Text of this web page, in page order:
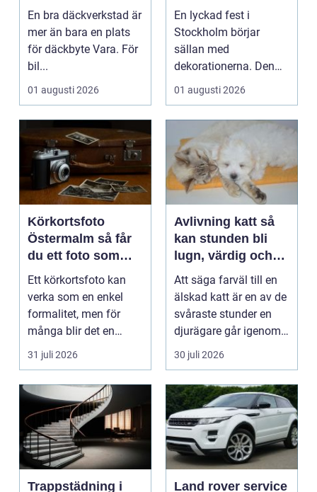
säker körning året
runt
En bra däckverkstad är
mer än bara en plats
för däckbyte Vara. För
bil...
01 augusti 2026
till ditt evenemang
En lyckad fest i
Stockholm börjar
sällan med
dekorationerna. Den
börjar i köket....
01 augusti 2026
Körkortsfoto
Östermalm så får
du ett foto som
alltid blir godkänt
Ett körkortsfoto kan
verka som en enkel
formalitet, men för
många blir det en
oväntad källa till str...
31 juli 2026
Avlivning katt så
kan stunden bli
lugn, värdig och
trygg
Att säga farväl till en
älskad katt är en av de
svåraste stunder en
djurägare går igenom.
Beslutet o...
30 juli 2026
Trappstädning i
Land rover service